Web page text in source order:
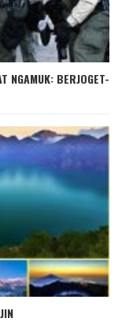
NGAMUK: BERJOGET-